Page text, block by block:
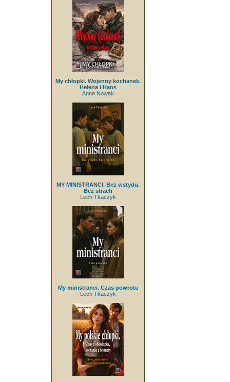
My chłopki. Wojenny kochanek.
Helena i Hans
Anna Nowak
MY MINISTRANCI. Bez wstydu.
Bez strach
Lech Tkaczyk
My ministranci. Czas powrotu
Lech Tkaczyk